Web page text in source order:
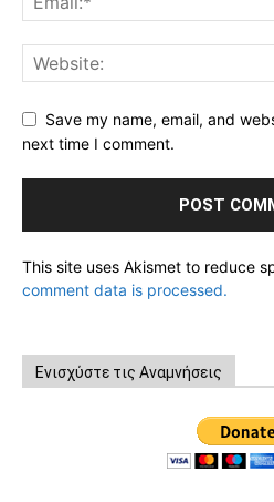
Save my name, email, and
next time I comment.
This site uses Akismet to reduce
comment data is processed.
Ενισχύστε τις Αναμνήσεις